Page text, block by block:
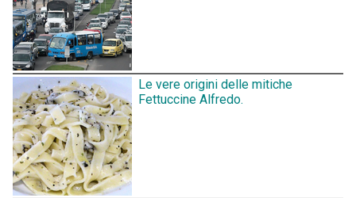
Le vere origini delle mitiche
Fettuccine Alfredo.